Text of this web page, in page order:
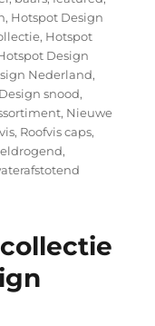
, Hotspot Design
, Hotspot
Design
Nederland,
snood,
, Nieuwe
, Roofvis caps,
,